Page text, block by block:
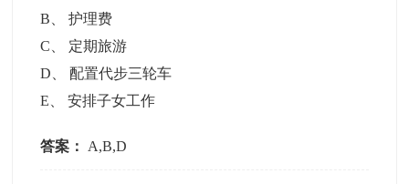
B 、护理费
C
定期旅游
D
配置代步三轮车
E 、安排子女工作
答案： A,B,D